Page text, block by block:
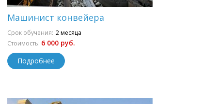
Машинист конвейера
Срок обучения: 2 месяца
Стоимость: 6 000 руб.
Подробнее